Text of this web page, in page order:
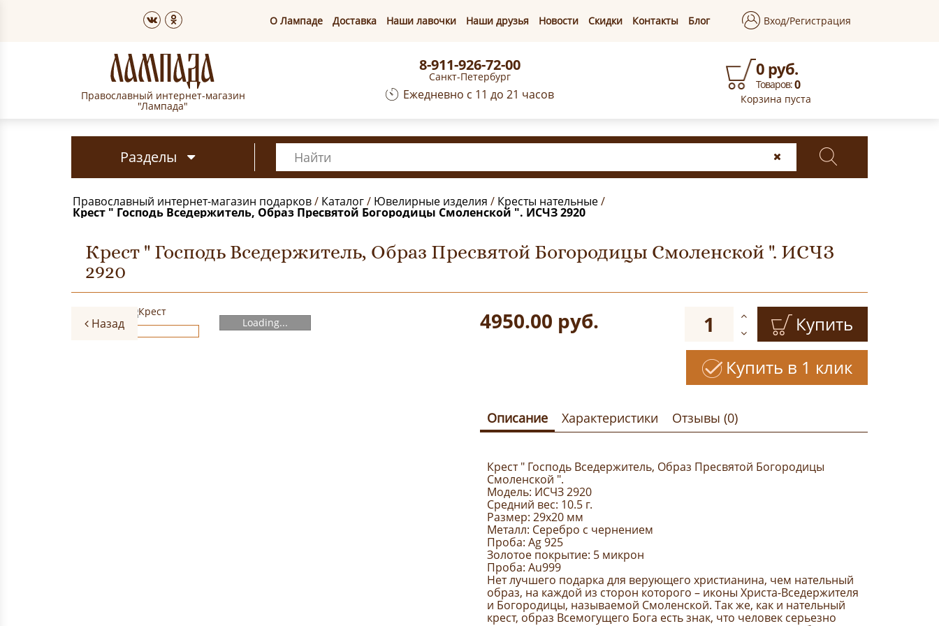
О Лампаде Доставка Наши лавочки Наши друзья Новости Скидки Контакты Блог Вход/Регистрация
Православный интернет-магазин
"Лампада"
8-911-926-72-00
Санкт-Петербург
Ежедневно с 11 до 21 часов
0 руб.
Товаров:0
Корзина пуста
Разделы
Православный интернет-магазин подарков/ Каталог/ Ювелирные изделия / Кресты нательные/
Крест " Господь Вседержитель, Образ Пресвятой Богородицы Смоленской ". ИСЧЗ 2920
Крест " Господь Вседержитель, Образ Пресвятой Богородицы Смоленской ". ИСЧЗ
2920
Loading...
Назад 4950.00 руб.
Купить
Купить в 1 клик
Описание Характеристики Отзывы (0)
Крест " Господь Вседержитель, Образ Пресвятой Богородицы
Смоленской ".
Модель: ИСЧЗ 2920
Средний вес: 10.5 г.
Размер: 29x20 мм
Металл: Серебро с чернением
Проба: Ag 925
Золотое покрытие: 5 микрон
Проба: Au999
Нет лучшего подарка для верующего христианина, чем нательный
образ, на каждой из сторон которого – иконы Христа-Вседержителя
и Богородицы, называемой Смоленской. Так же, как и нательный
крест, образ Всемогущего Бога есть знак, что человек серьезно